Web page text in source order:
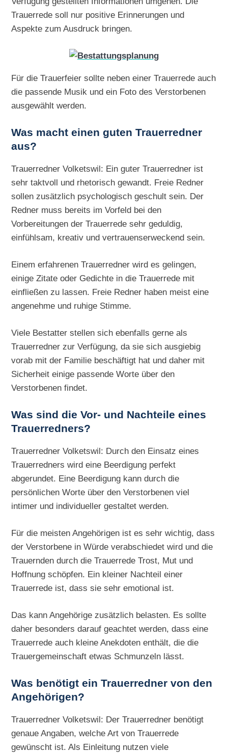
Trauerrede soll nur positive Erinnerungen und
Aspekte zum Ausdruck bringen.
Für die Trauerfeier sollte neben einer Trauerrede auch
die passende Musik und ein Foto des Verstorbenen
ausgewählt werden.
Was macht einen guten Trauerredner
aus?
Trauerredner Volketswil: Ein guter Trauerredner ist
sehr taktvoll und rhetorisch gewandt. Freie Redner
sollen zusätzlich psychologisch geschult sein. Der
Redner muss bereits im Vorfeld bei den
Vorbereitungen der Trauerrede sehr geduldig,
einfühlsam, kreativ und vertrauenserweckend sein.
Einem erfahrenen Trauerredner wird es gelingen,
einige Zitate oder Gedichte in die Trauerrede mit
einfließen zu lassen. Freie Redner haben meist eine
angenehme und ruhige Stimme.
Viele Bestatter stellen sich ebenfalls gerne als
Trauerredner zur Verfügung, da sie sich ausgiebig
vorab mit der Familie beschäftigt hat und daher mit
Sicherheit einige passende Worte über den
Verstorbenen findet.
Was sind die Vor- und Nachteile eines
Trauerredners?
Trauerredner Volketswil: Durch den Einsatz eines
Trauerredners wird eine Beerdigung perfekt
abgerundet. Eine Beerdigung kann durch die
persönlichen Worte über den Verstorbenen viel
intimer und individueller gestaltet werden.
Für die meisten Angehörigen ist es sehr wichtig, dass
der Verstorbene in Würde verabschiedet wird und die
Trauernden durch die Trauerrede Trost, Mut und
Hoffnung schöpfen. Ein kleiner Nachteil einer
Trauerrede ist, dass sie sehr emotional ist.
Das kann Angehörige zusätzlich belasten. Es sollte
daher besonders darauf geachtet werden, dass eine
Trauerrede auch kleine Anekdoten enthält, die die
Trauergemeinschaft etwas Schmunzeln lässt.
Was benötigt ein Trauerredner von den
Angehörigen?
Trauerredner Volketswil: Der Trauerredner benötigt
genaue Angaben, welche Art von Trauerrede
gewünscht ist. Als Einleitung nutzen viele